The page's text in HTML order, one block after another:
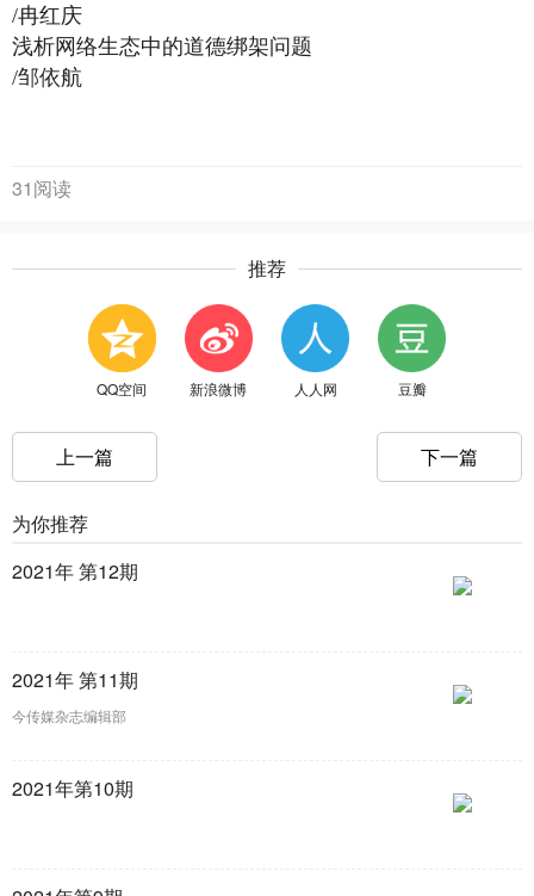
/冉红庆
浅析网络生态中的道德绑架问题
/邹依航
31阅读
推荐
QQ空间 新浪微博 人人网 豆瓣
上一篇 下一篇
为你推荐
2021年 第12期
2021年 第11期
今传媒杂志编辑部
2021年第10期